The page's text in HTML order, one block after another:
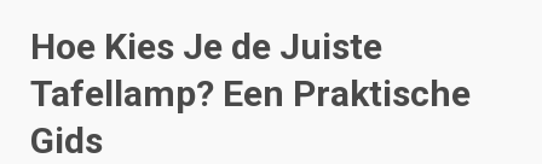
Hoe Kies Je de Juiste
Tafellamp? Een Praktische
Gids